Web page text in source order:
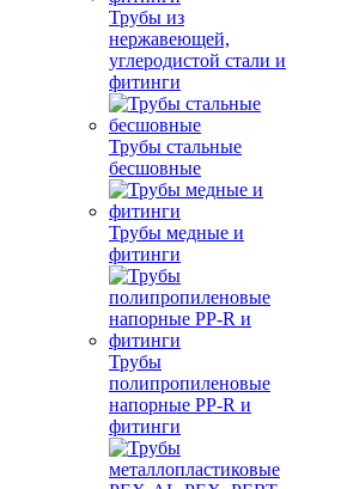
Трубы из
нержавеющей,
углеродистой стали и
фитинги
Трубы стальные
бесшовные
Трубы медные и
фитинги
Трубы
полипропиленовые
напорные PP-R и
фитинги